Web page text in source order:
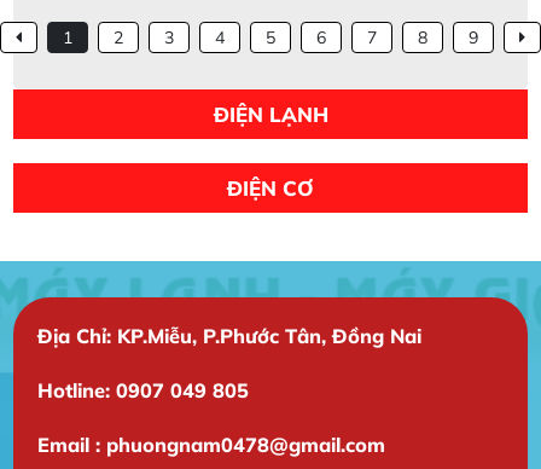
1 2 3 4 5 6 7 8 9
ĐIỆN LẠNH
ĐIỆN CƠ
Địa Chỉ: KP.Miễu, P.Phước Tân, Đồng Nai
Hotline: 0907 049 805
Email : phuongnam0478@gmail.com